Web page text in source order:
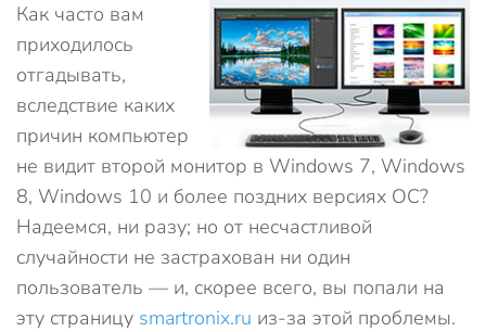
Как часто вам
приходилось
отгадывать,
вследствие каких
причин компьютер
не видит второй монитор в Windows 7, Windows
8, Windows 10 и более поздних версиях ОС?
Надеемся, ни разу; но от несчастливой
случайности не застрахован ни один
пользователь — и, скорее всего, вы попали на
эту страницу smartronix.ru из-за этой проблемы.